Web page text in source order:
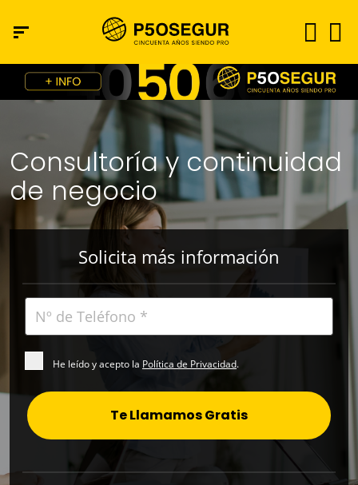
Consultoría y continuidad
de negocio
Solicita más información
He leído y acepto la Política de Privacidad.
Te Llamamos Gratis